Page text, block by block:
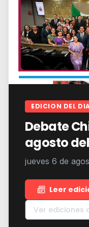
EDICION DEL
Debate
agosto
jueves 6 de
Leer
Ver ediciones